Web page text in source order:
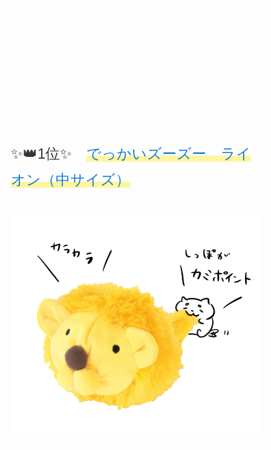
✨👑1位✨ でっかいズーズー ライ
オン（中サイズ）